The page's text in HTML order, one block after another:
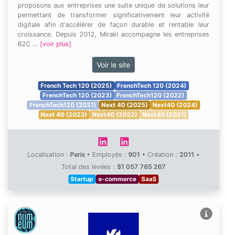
proposons aux entreprises une suite unique de solutions leur
permettant de transformer significativement leur activité
digitale afin d'accélérer de façon durable et rentable leur
croissance. Depuis 2012, Mirakl accompagne les entreprises
B2C … [voir plus]
Voir le site
French Tech 120 (2025)
FrenchTech 120 (2024)
FrenchTech 120 (2023)
FrenchTech120 (2022)
FrenchTech120 (2021)
Next 40 (2025)
Next40 (2024)
Next 40 (2023)
Next40 (2022) Next40 (2021)
Localisation : Paris • Employés : 901 • Création : 2011 •
Total des levées : $1 057 765 267
Startup
e-commerce SaaS